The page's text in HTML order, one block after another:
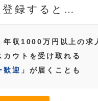
登録すると…
年収1000万円以上の求
ウトを受け取れる
歓迎 」が届くことも